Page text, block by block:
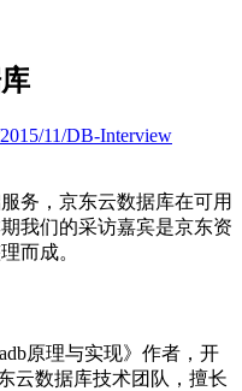
11/DB-Interview
务，京东云数据库在可用
我们的采访嘉宾是京东资
而成。
原理与实现》作者，开
云数据库技术团队，擅长